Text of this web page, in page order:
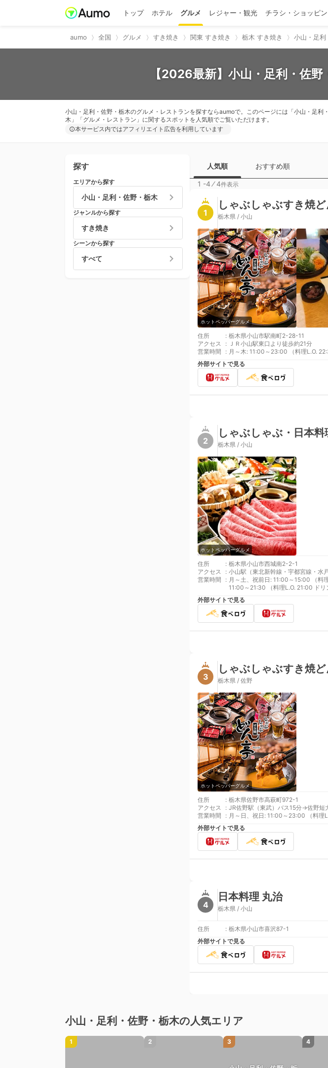
トップ ホテル グルメ レジャー・観光 チラシ・ショッピ
aumo 全国 グルメ すき焼き 関東 すき焼き 栃木 すき焼き 小山・足利
【2026最新】小山・足利・佐
小山・足利・佐野・栃木のグルメ・レストランを探すならaumoで。このページには「小山・足
木」「グルメ・レストラン」に関するスポットを人気順でご覧いただけます。
本サービス内ではアフィリエイト広告を利用しています
探す
エリアから探す
小山・足利・佐野・栃木
ジャンルから探す
すき焼き
シーンから探す
すべて
人気順 おすすめ順
1 -4 ⁄4件表示
1
しゃぶしゃぶすき焼ど
栃木県 / 小山
ホットペッパーグルメ
住所 : 栃木県小山市駅南町2-28-11
アクセス
: ＪＲ小山駅東口より徒歩約21分
営業時間
: 月～木: 11:00～23:00 （料理L.O.
外部サイトで見る
2
しゃぶしゃぶ・日本料
栃木県 / 小山
ホットペッパーグルメ
住所 : 栃木県小山市西城南2-2-1
アクセス
: 小山駅（東北新幹線・宇都宮線・水
営業時間
: 月～土、祝前日: 11:00～15:00 （料
11:00～21:30 （料理L.O. 21:00 ドリ
外部サイトで見る
3
しゃぶしゃぶすき焼
栃木県 / 佐野
ホットペッパーグルメ
住所 : 栃木県佐野市高萩町972-1
アクセス
: JR佐野駅（東武）バス15分→佐野短
営業時間
: 月～日、祝日: 11:00～23:00 （料理
外部サイトで見る
4
日本料理 丸治
栃木県 / 小山
住所 : 栃木県小山市喜沢87-1
外部サイトで見る
小山・足利・佐野・栃木の人気エリア
1 2 3 4